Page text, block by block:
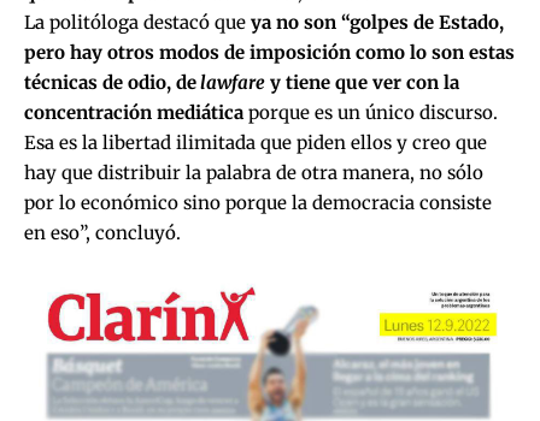
La politóloga destacó que ya no son “golpes de Estado,
pero hay otros modos de imposición como lo son estas
técnicas de odio, delawfare y tiene que ver con la
concentración mediática porque es un único discurso.
Esa es la libertad ilimitada que piden ellos y creo que
hay que distribuir la palabra de otra manera, no sólo
por lo económico sino porque la democracia consiste
en eso”, concluyó.